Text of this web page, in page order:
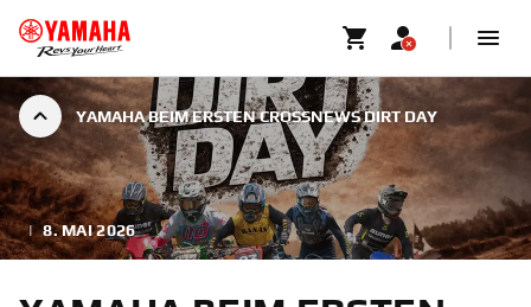
YAMAHA BEIM ERSTEN CROSSNEWS DIRT DAY
| 8. MAI 2026